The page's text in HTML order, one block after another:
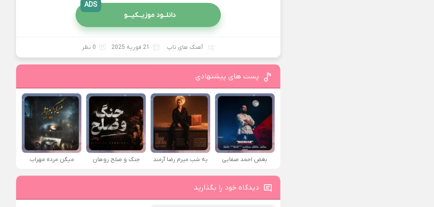
دانلــود موزیــکیـــو
ADS
آهنگ های تاپ 21 فوریه 2025 0 نظر
پست های پیشنهادی
بغض احمد صفایی یه شب میرم رضا آرمند جنگ و صلح روهان میگن مرده مهراب
دیدگاه خود را بگذارید